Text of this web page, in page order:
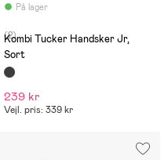
På lager
(2)
Kombi Tucker Handsker Jr,
Sort
239 kr
Vejl. pris: 339 kr